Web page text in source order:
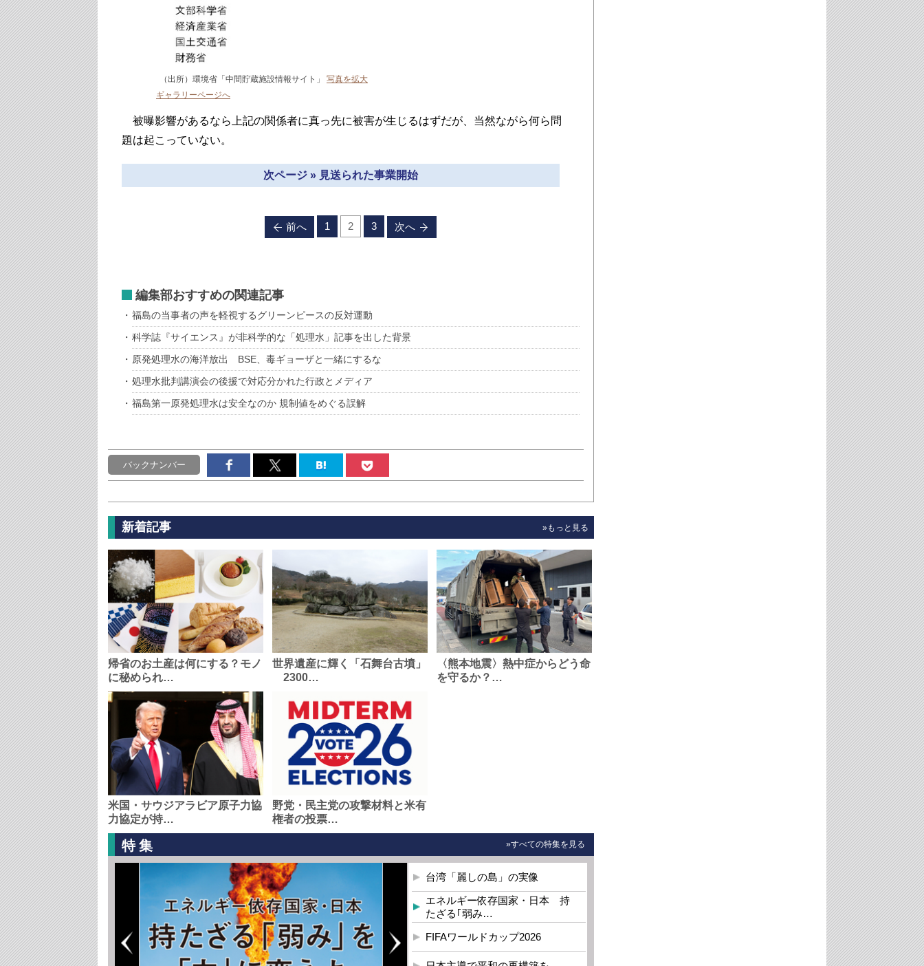
（出所）環境省「中間貯蔵施設情報サイト」 写真を拡大
ギャラリーページへ
被曝影響があるなら上記の関係者に真っ先に被害が生じるはずだが、当然ながら何ら問
題は起こっていない。
次ページ » 見送られた事業開始
前へ 1 2 3 次へ
編集部おすすめの関連記事
福島の当事者の声を軽視するグリーンピースの反対運動
科学誌『サイエンス』が非科学的な「処理水」記事を出した背景
原発処理水の海洋放出 BSE、毒ギョーザと一緒にするな
処理水批判講演会の後援で対応分かれた行政とメディア
福島第一原発処理水は安全なのか 規制値をめぐる誤解
バックナンバー
新着記事 »もっと見る
帰省のお土産は何にする？モノ
に秘められ…
世界遺産に輝く「石舞台古墳」
2300…
〈熊本地震〉熱中症からどう命
を守るか？…
米国・サウジアラビア原子力協
力協定が持…
野党・民主党の攻撃材料と米有
権者の投票…
特集 »すべての特集を見る
台湾「麗しの島」の実像
エネルギー依存国家・日本 持
たざる｢弱み…
FIFAワールドカップ2026